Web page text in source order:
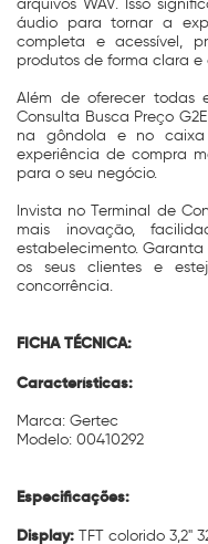
arquivos WAV. Isso
áudio para tornar a
completa e acessível,
produtos de forma clara e
Além de oferecer todas
Consulta Busca Preço
na gôndola e no caixa
experiência de compra
para o seu negócio.
Invista no Terminal de
mais inovação,
estabelecimento.
os seus clientes e
concorrência.
FICHA TÉCNICA:
Características:
Marca: Gertec
Modelo: 00410292
Especificações:
Display: TFT colorido 3,2"